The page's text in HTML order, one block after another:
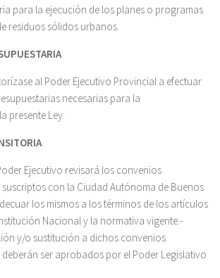
para la ejecución de los planes o programas
residuos sólidos urbanos.
al Poder Ejecutivo Provincial a efectuar
necesarias para la
presente Ley.
Ejecutivo revisará los convenios
con la Ciudad Autónoma de Buenos
los mismos a los términos de los artículos
Nacional y la normativa vigente.-
y/o sustitución a dichos convenios
ser aprobados por el Poder Legislativo